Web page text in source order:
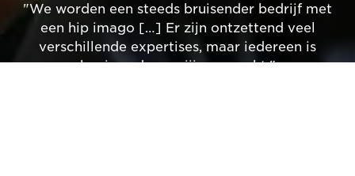
"We worden een steeds bruisender bedrijf met
een hip imago […] Er zijn ontzettend veel
verschillende expertises, maar iedereen is
benieuwd waar jij aan werkt."